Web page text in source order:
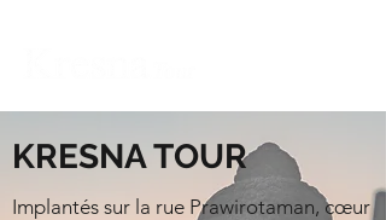
KRESNA TOUR
Implantés sur la rue Prawirotaman, cœur